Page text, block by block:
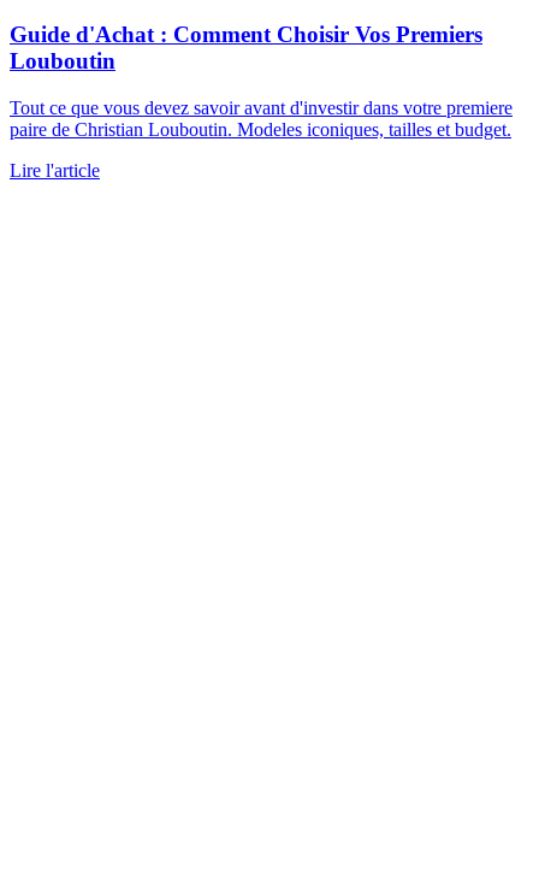
Guide d'Achat : Comment Choisir Vos Premiers
Louboutin
Tout ce que vous devez savoir avant d'investir dans votre premiere
paire de Christian Louboutin. Modeles iconiques, tailles et budget.
Lire l'article